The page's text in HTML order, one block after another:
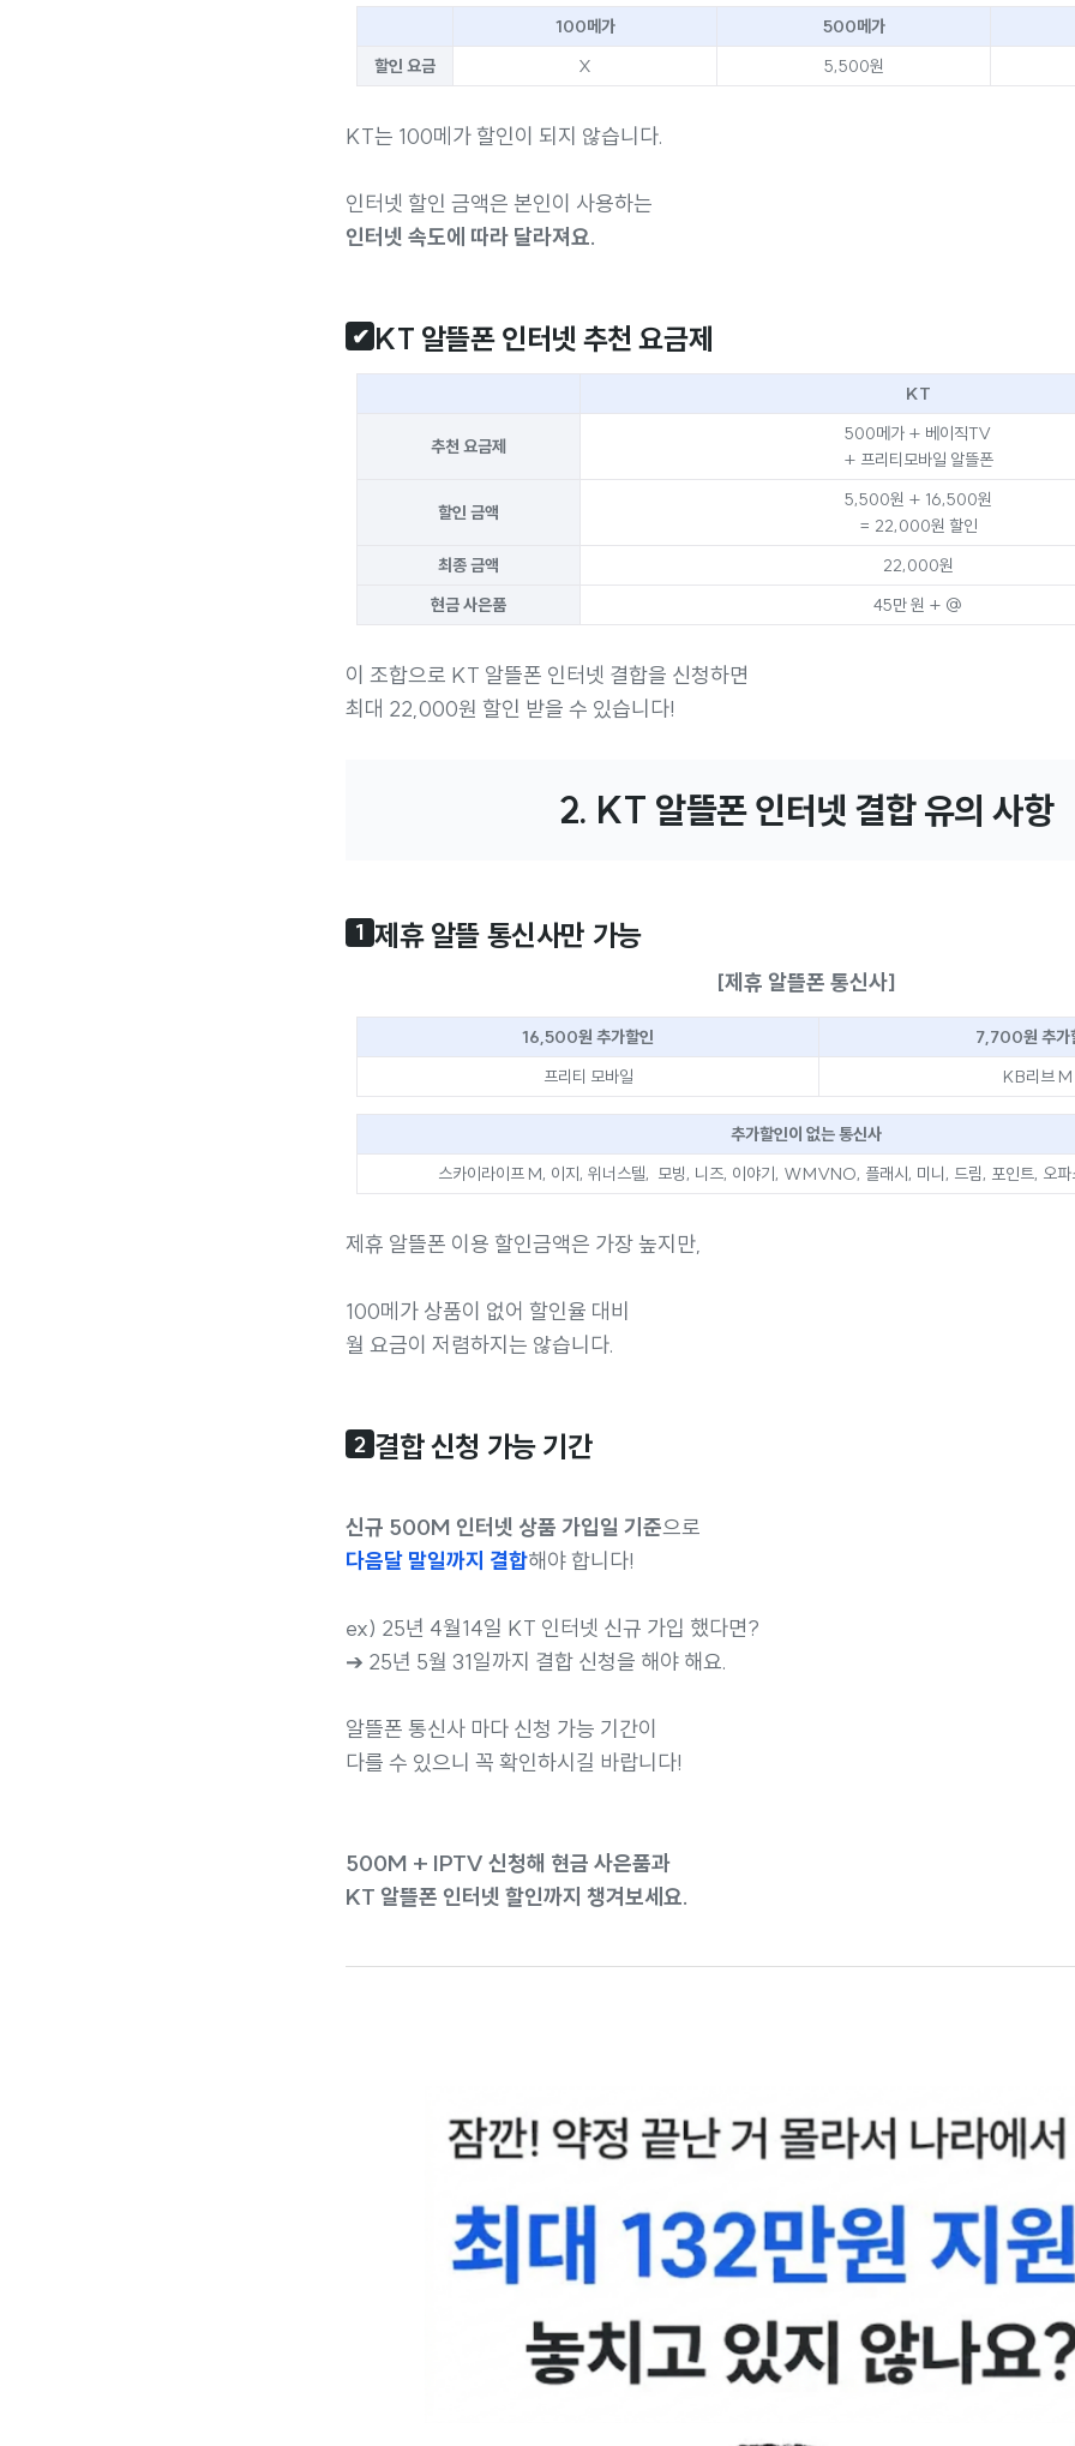
100메가 500메가
할인 요금
X 5,500원
KT는 100메가 할인이 되지 않습니다.
인터넷 할인 금액은 본인이 사용하는
인터넷 속도에 따라 달라져요.
✔ KT 알뜰폰 인터넷 추천 요금제
KT
추천 요금제
500메가 + 베이직TV
+ 프리티모바일 알뜰폰
할인 금액
5,500원 + 16,500원
= 22,000원 할인
최종 금액
22,000원
현금 사은품
45만 원 + @
이 조합으로 KT 알뜰폰 인터넷 결합을 신청하면
최대 22,000원 할인 받을 수 있습니다!
2. KT 알뜰폰 인터넷 결합 유의 사항
1 제휴 알뜰 통신사만 가능
[제휴 알뜰폰 통신사]
16,500원 추가할인
7,700원 추가
프리티 모바일
KB리브 M
추가할인이 없는 통신사
스카이라이프 M, 이지, 위너스텔, 모빙, 니즈, 이야기, WMVNO, 플래시, 미니, 드림, 포인트, 오파
제휴 알뜰폰 이용 할인금액은 가장 높지만,
100메가 상품이 없어 할인율 대비
월 요금이 저렴하지는 않습니다.
2 결합 신청 가능 기간
신규 500M 인터넷 상품 가입일 기준으로
다음달 말일까지 결합해야 합니다!
ex) 25년 4월14일 KT 인터넷 신규 가입 했다면?
➔ 25년 5월 31일까지 결합 신청을 해야 해요.
알뜰폰 통신사 마다 신청 가능 기간이
다를 수 있으니 꼭 확인하시길 바랍니다!
500M + IPTV 신청해 현금 사은품과
KT 알뜰폰 인터넷 할인까지 챙겨보세요.